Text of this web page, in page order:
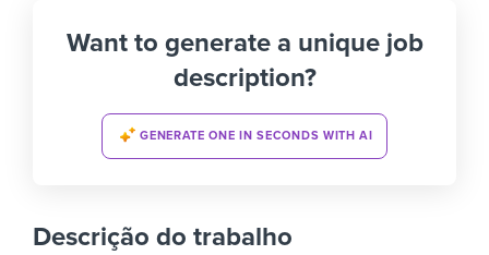
Want to generate a unique job
description?
GENERATE ONE IN SECONDS WITH AI
Descrição do trabalho